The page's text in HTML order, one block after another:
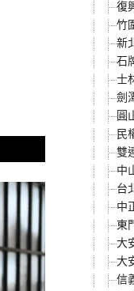
復
竹
新
石
士
劍
圓
民
雙
中
台
中
東
大
大
信